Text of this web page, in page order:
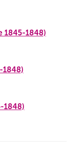
1845-1848)
1848)
1848)